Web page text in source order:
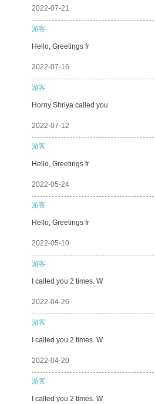
2022-07-21
游客
Hello, Greetings fr
2022-07-16
游客
Horny Shriya called you
2022-07-12
游客
Hello, Greetings fr
2022-05-24
游客
Hello, Greetings fr
2022-05-10
游客
I called you 2 times. W
2022-04-26
游客
I called you 2 times. W
2022-04-20
游客
I called you 2 times. W